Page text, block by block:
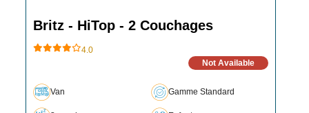
Britz - HiTop - 2 Couchages
4.0
Not Available
Van Gamme Standard